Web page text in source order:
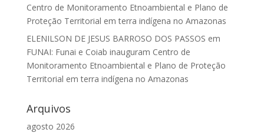
Centro de Monitoramento Etnoambiental e Plano de
Proteção Territorial em terra indígena no Amazonas
ELENILSON DE JESUS BARROSO DOS PASSOS em
FUNAI: Funai e Coiab inauguram Centro de
Monitoramento Etnoambiental e Plano de Proteção
Territorial em terra indígena no Amazonas
Arquivos
agosto 2026